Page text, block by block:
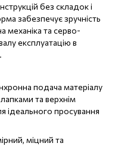
без складок і
забезпечує зручність
механіка та серво-
експлуатацію в
подача матеріалу
та верхнім
просування
міцний та